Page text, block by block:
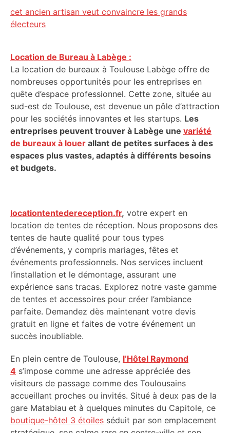
cet ancien artisan veut convaincre les grands
électeurs
Location de Bureau à Labège :
La location de bureaux à Toulouse Labège offre de
nombreuses opportunités pour les entreprises en
quête d’espace professionnel. Cette zone, située au
sud-est de Toulouse, est devenue un pôle d’attraction
pour les sociétés innovantes et les startups. Les
entreprises peuvent trouver à Labège une variété
de bureaux à louer allant de petites surfaces à des
espaces plus vastes, adaptés à différents besoins
et budgets.
locationtentedereception.fr, votre expert en
location de tentes de réception. Nous proposons des
tentes de haute qualité pour tous types
d’événements, y compris mariages, fêtes et
événements professionnels. Nos services incluent
l’installation et le démontage, assurant une
expérience sans tracas. Explorez notre vaste gamme
de tentes et accessoires pour créer l’ambiance
parfaite. Demandez dès maintenant votre devis
gratuit en ligne et faites de votre événement un
succès inoubliable.
En plein centre de Toulouse, l’Hôtel Raymond
4 s’impose comme une adresse appréciée des
visiteurs de passage comme des Toulousains
accueillant proches ou invités. Situé à deux pas de la
gare Matabiau et à quelques minutes du Capitole, ce
boutique-hôtel 3 étoiles séduit par son emplacement